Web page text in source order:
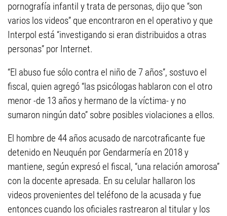
pornografía infantil y trata de personas, dijo que “son
varios los videos” que encontraron en el operativo y que
Interpol está “investigando si eran distribuidos a otras
personas” por Internet.
“El abuso fue sólo contra el niño de 7 años”, sostuvo el
fiscal, quien agregó “las psicólogas hablaron con el otro
menor -de 13 años y hermano de la víctima- y no
sumaron ningún dato” sobre posibles violaciones a ellos.
El hombre de 44 años acusado de narcotraficante fue
detenido en Neuquén por Gendarmería en 2018 y
mantiene, según expresó el fiscal, “una relación amorosa”
con la docente apresada. En su celular hallaron los
videos provenientes del teléfono de la acusada y fue
entonces cuando los oficiales rastrearon al titular y los